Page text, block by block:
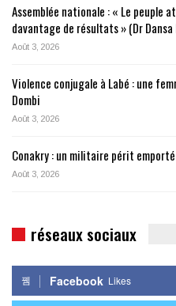
Assemblée nationale : « Le peuple
davantage de résultats » (Dr Dansa
Août 3, 2026
Violence conjugale à Labé : une
Dombi
Août 3, 2026
Conakry : un militaire périt emporté
Août 3, 2026
réseaux sociaux
Facebook Likes